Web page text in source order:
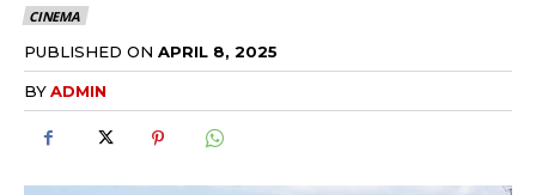
CINEMA
PUBLISHED ON APRIL 8, 2025
BYADMIN